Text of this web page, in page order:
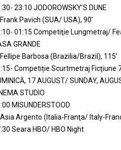
23:10 JODOROWSKY’S DUNE
Pavich (SUA/ USA), 90’
01:15 Competiţie Lungmetraj/
GRANDE
Barbosa (Brazilia/Brazil), 115’
Competiție Scurtmetraj Ficţiune
17 AUGUST/ SUNDAY,
STUDIO
MISUNDERSTOOD
Argento (Italia-Franţa/ Italy-
Seara HBO/ HBO Night